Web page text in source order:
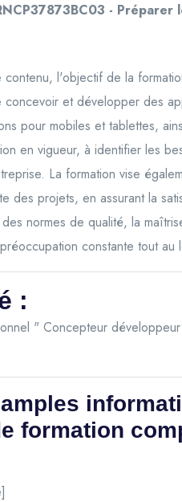
-
l'objectif de la
et développer des
pour mobiles et tablettes,
en vigueur, à identifier les
La formation vise
des projets, en assurant la
normes de qualité, la
constante tout au
:
" Concepteur
formation